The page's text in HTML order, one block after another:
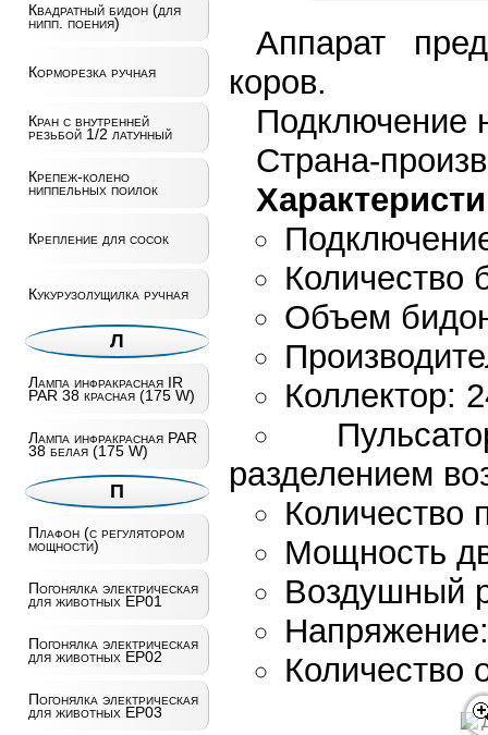
Квадратный бидон (для
нипп. поения)
Корморезка ручная
Кран с внутренней
резьбой 1/2 латунный
Крепеж-колено
ниппельных поилок
Крепление для сосок
Кукурузолущилка ручная
Л
Лампа инфракрасная IR
PAR 38 красная (175 W)
Лампа инфракрасная PAR
38 белая (175 W)
П
Плафон (с регулятором
мощности)
Погонялка электрическая
для животных EP01
Погонялка электрическая
для животных EP02
Погонялка электрическая
для животных EP03
Аппарат
коров.
Подключение
Страна-
Количество
Объем
Коллектор:
разделением
Количество
Мощность
Воздушный
Количество